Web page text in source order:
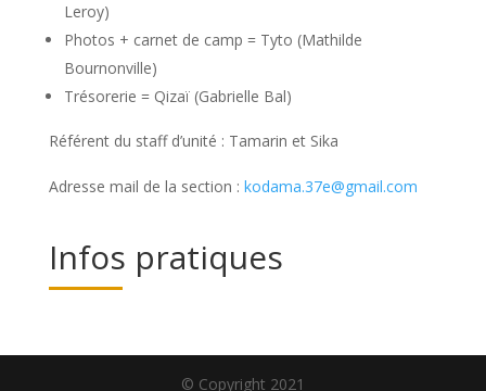
Leroy)
Photos + carnet de camp = Tyto (Mathilde
Bournonville)
Trésorerie = Qizaï (Gabrielle Bal)
Référent du staff d’unité : Tamarin et Sika
Adresse mail de la section : kodama.37e@gmail.com
Infos pratiques
© Copyright 2021